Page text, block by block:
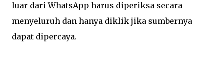
luar dari WhatsApp harus diperiksa secara
menyeluruh dan hanya diklik jika sumbernya
dapat dipercaya.